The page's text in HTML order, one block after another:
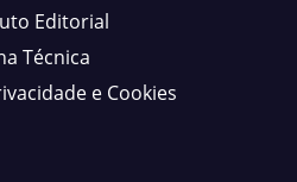
Editorial
Técnica
e Cookies